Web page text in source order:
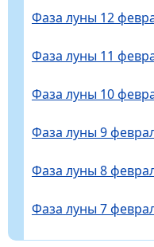
Фаза луны 12
Фаза луны 11
Фаза луны 10
Фаза луны 9
Фаза луны 8
Фаза луны 7